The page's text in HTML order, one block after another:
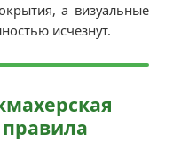
а визуальные
исчезнут.